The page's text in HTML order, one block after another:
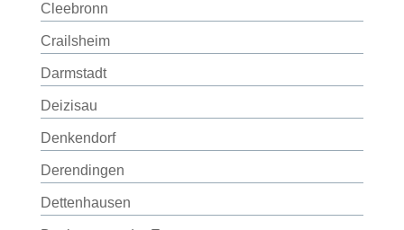
Cleebronn
Crailsheim
Darmstadt
Deizisau
Denkendorf
Derendingen
Dettenhausen